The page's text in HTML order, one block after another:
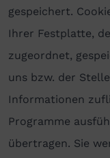
gespeichert.
Ihrer Festplatte,
zugeordnet,
uns bzw. der
Informationen
Programme
übertragen. Sie